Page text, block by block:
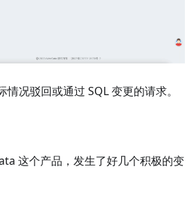
况驳回或通过 SQL 变更的请求。
这个产品，发生了好几个积极的变